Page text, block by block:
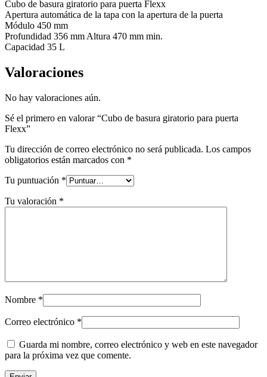
Cubo de basura giratorio para puerta Flexx
Apertura automática de la tapa con la apertura de la puerta
Módulo 450 mm
Profundidad 356 mm Altura 470 mm min.
Capacidad 35 L
Valoraciones
No hay valoraciones aún.
Sé el primero en valorar “Cubo de basura giratorio para puerta
Flexx”
Tu dirección de correo electrónico no será publicada. Los campos
obligatorios están marcados con *
Tu puntuación *
Tu valoración *
Nombre *
Correo electrónico *
Guarda mi nombre, correo electrónico y web en este navegador
para la próxima vez que comente.